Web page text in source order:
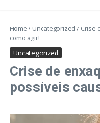
Home / Uncategorized / Crise
como agir!
Uncategorized
Crise de
possíveis